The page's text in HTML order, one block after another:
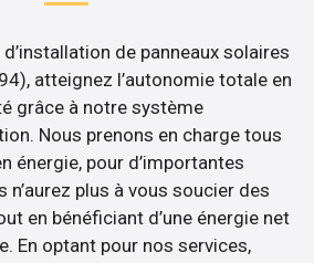
de panneaux solaires
atteignez l’autonomie totale en
grâce à notre système
Nous prenons en charge tous
énergie, pour d’importantes
n’aurez plus à vous soucier des
en bénéficiant d’une énergie net
En optant pour nos services,